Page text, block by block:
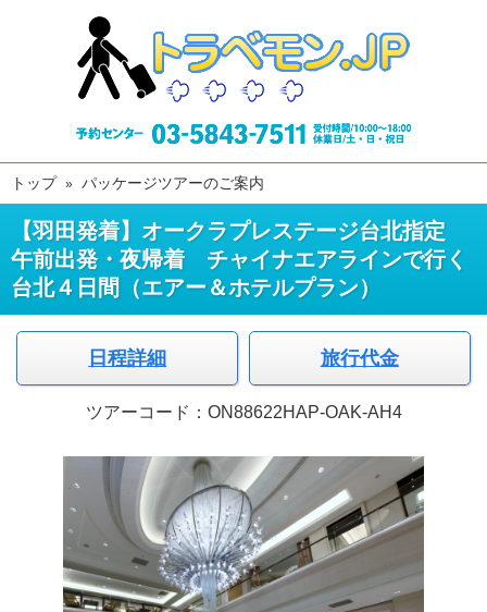
トップ パッケージツアーのご案内
【羽田発着】オークラプレステージ台北指定
午前出発・夜帰着 チャイナエアラインで行く
台北４日間（エアー＆ホテルプラン）
日程詳細 旅行代金
ツアーコード：ON88622HAP-OAK-AH4